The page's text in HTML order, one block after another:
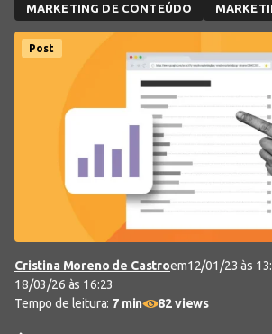
MARKETING DE CONTEÚDO
Post
Cristina Moreno de Castroem12/01/23 às
18/03/26 às 16:23
Tempo de leitura: 7 min 82 views